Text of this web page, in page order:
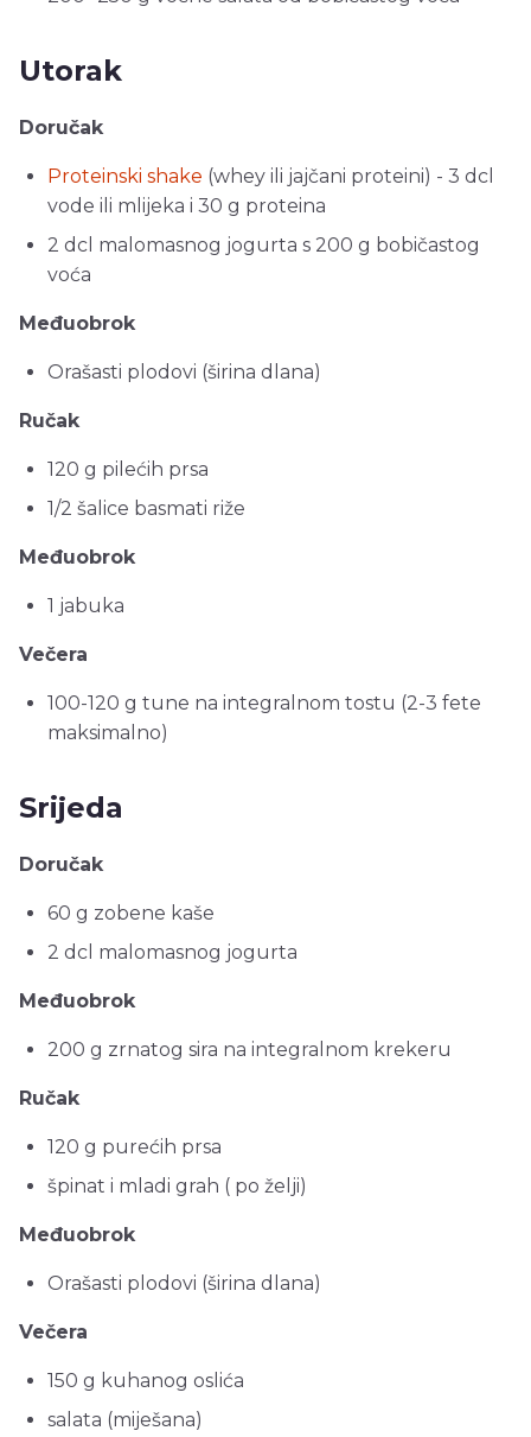
Utorak
Doručak
Proteinski shake (whey ili jajčani proteini) - 3 dcl
vode ili mlijeka i 30 g proteina
2 dcl malomasnog jogurta s 200 g bobičastog
voća
Međuobrok
Orašasti plodovi (širina dlana)
Ručak
120 g pilećih prsa
1/2 šalice basmati riže
Međuobrok
1 jabuka
Večera
100-120 g tune na integralnom tostu (2-3 fete
maksimalno)
Srijeda
Doručak
60 g zobene kaše
2 dcl malomasnog jogurta
Međuobrok
200 g zrnatog sira na integralnom krekeru
Ručak
120 g purećih prsa
špinat i mladi grah ( po želji)
Međuobrok
Orašasti plodovi (širina dlana)
Večera
150 g kuhanog oslića
salata (miješana)